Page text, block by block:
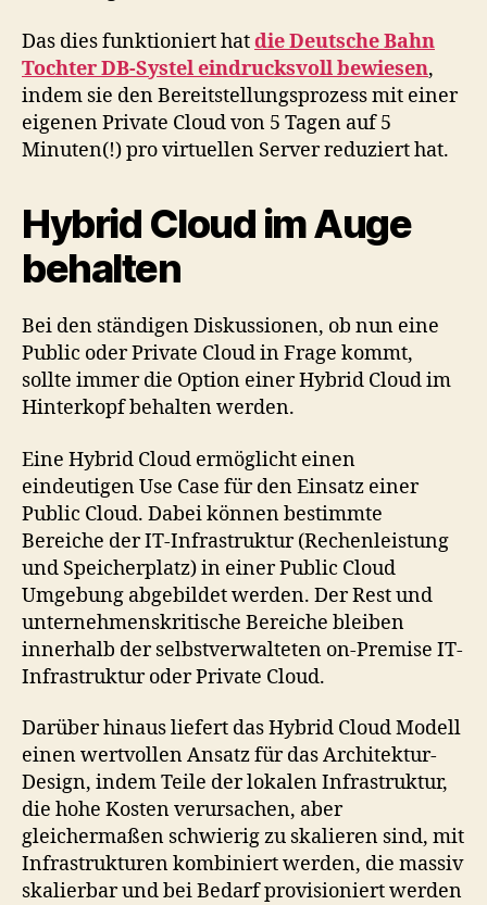
Das dies funktioniert hatdie Deutsche Bahn
Tochter DB-Systel eindrucksvoll bewiesen,
indem sie den Bereitstellungsprozess mit einer
eigenen Private Cloud von 5 Tagen auf 5
Minuten(!) pro virtuellen Server reduziert hat.
Hybrid Cloud im Auge
behalten
Bei den ständigen Diskussionen, ob nun eine
Public oder Private Cloud in Frage kommt,
sollte immer die Option einer Hybrid Cloud im
Hinterkopf behalten werden.
Eine Hybrid Cloud ermöglicht einen
eindeutigen Use Case für den Einsatz einer
Public Cloud. Dabei können bestimmte
Bereiche der IT-Infrastruktur (Rechenleistung
und Speicherplatz) in einer Public Cloud
Umgebung abgebildet werden. Der Rest und
unternehmenskritische Bereiche bleiben
innerhalb der selbstverwalteten on-Premise IT-
Infrastruktur oder Private Cloud.
Darüber hinaus liefert das Hybrid Cloud Modell
einen wertvollen Ansatz für das Architektur-
Design, indem Teile der lokalen Infrastruktur,
die hohe Kosten verursachen, aber
gleichermaßen schwierig zu skalieren sind, mit
Infrastrukturen kombiniert werden, die massiv
skalierbar und bei Bedarf provisioniert werden